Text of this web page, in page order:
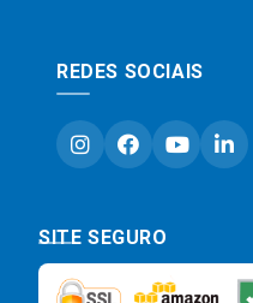
REDES SOCIAIS
SITE SEGURO